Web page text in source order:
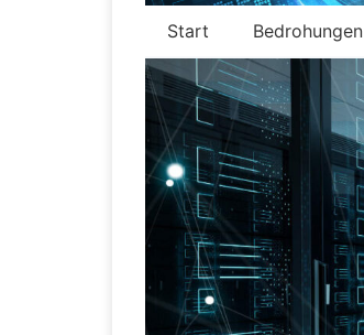
Start Bedrohungen